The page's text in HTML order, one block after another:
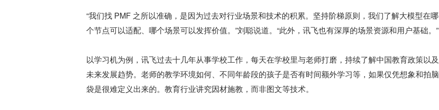
“我们找 PMF 之所以准确，是因为过去对行业场景和技术的积累。坚持阶梯原则，我们了解大模型在哪
个节点可以适配、哪个场景可以发挥价值。”刘聪说道。“此外，讯飞也有深厚的场景资源和用户基础。”
以学习机为例，讯飞过去十几年从事学校工作，每天在学校里与老师打磨，持续了解中国教育政策以及
未来发展趋势。老师的教学环境如何、不同年龄段的孩子是否有时间额外学习等，如果仅凭想象和拍脑
袋是很难定义出来的。教育行业讲究因材施教，而非图文等技术。